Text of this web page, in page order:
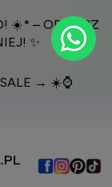
☀️* – ODBIERZ
✨
SALE → ☀️⌚️